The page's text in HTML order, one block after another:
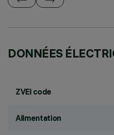
DONNÉES
ZVEI code
Alimentation